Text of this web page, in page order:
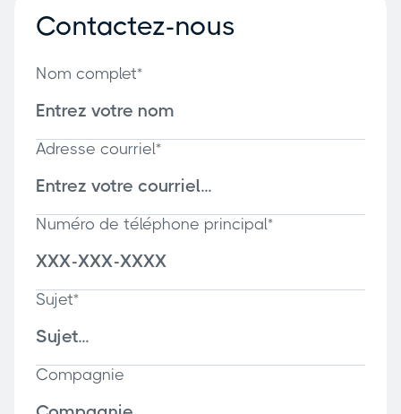
Contactez-nous
Nom complet*
Adresse courriel*
Numéro de téléphone principal*
Sujet*
Compagnie